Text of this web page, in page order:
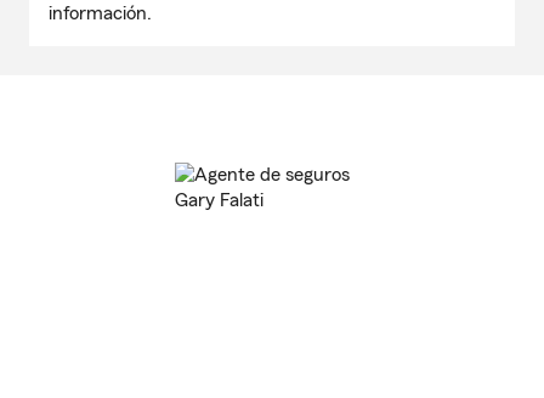
información.